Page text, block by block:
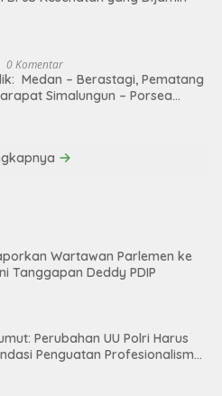
0 Komentar
Medan – Berastagi, Pematang
Simalungun – Porsea
Wartawan Parlemen ke
Tanggapan Deddy PDIP
Perubahan UU Polri Harus
Penguatan Profesionalisme